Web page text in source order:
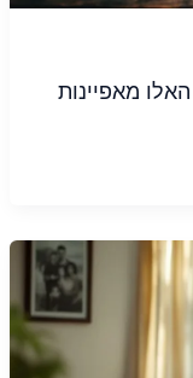
מאפיינות